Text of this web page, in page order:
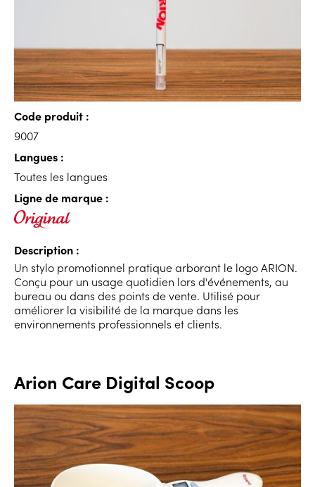
Code produit :
9007
Langues :
Toutes les langues
Ligne de marque :
Description :
Un stylo promotionnel pratique arborant le logo ARION.
Conçu pour un usage quotidien lors d'événements, au
bureau ou dans des points de vente. Utilisé pour
améliorer la visibilité de la marque dans les
environnements professionnels et clients.
Arion Care Digital Scoop